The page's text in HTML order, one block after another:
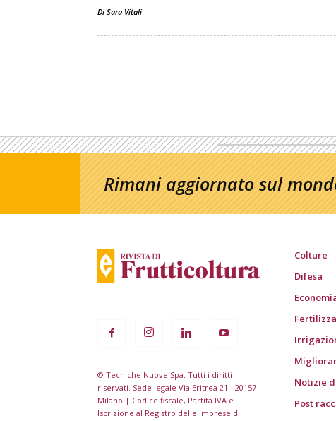
Di Sara Vitali
Rimani aggiornato sul
© Tecniche Nuove Spa. Tutti i diritti
riservati. Sede legale Via Eritrea 21 - 20157
Milano | Codice fiscale, Partita IVA e
Iscrizione al Registro delle imprese di
Colture
Difesa
Notizie
Post